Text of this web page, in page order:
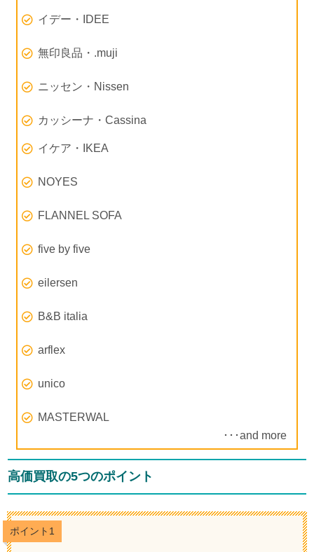
イデー・IDEE
無印良品・.muji
ニッセン・Nissen
カッシーナ・Cassina
イケア・IKEA
NOYES
FLANNEL SOFA
five by five
eilersen
B&B italia
arflex
unico
MASTERWAL
･･･and more
高価買取の5つのポイント
ポイント1